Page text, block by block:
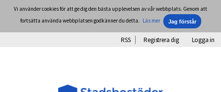
Vi använder cookies för att ge dig den bästa upplevelsen av vår webbplats. Genom att
fortsätta använda webbplatsen godkänner du detta. Läs mer
Logga in
Registrera dig
RSS